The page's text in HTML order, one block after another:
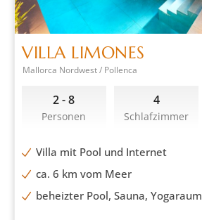
VILLA LIMONES
Mallorca Nordwest / Pollenca
2 - 8
Personen
4
Schlafzimmer
Villa mit Pool und Internet
ca. 6 km vom Meer
beheizter Pool, Sauna, Yogaraum